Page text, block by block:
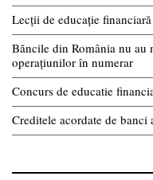
Lecții de educație
Băncile din România nu au
operațiunilor în numerar
Concurs de educatie
Creditele acordate de